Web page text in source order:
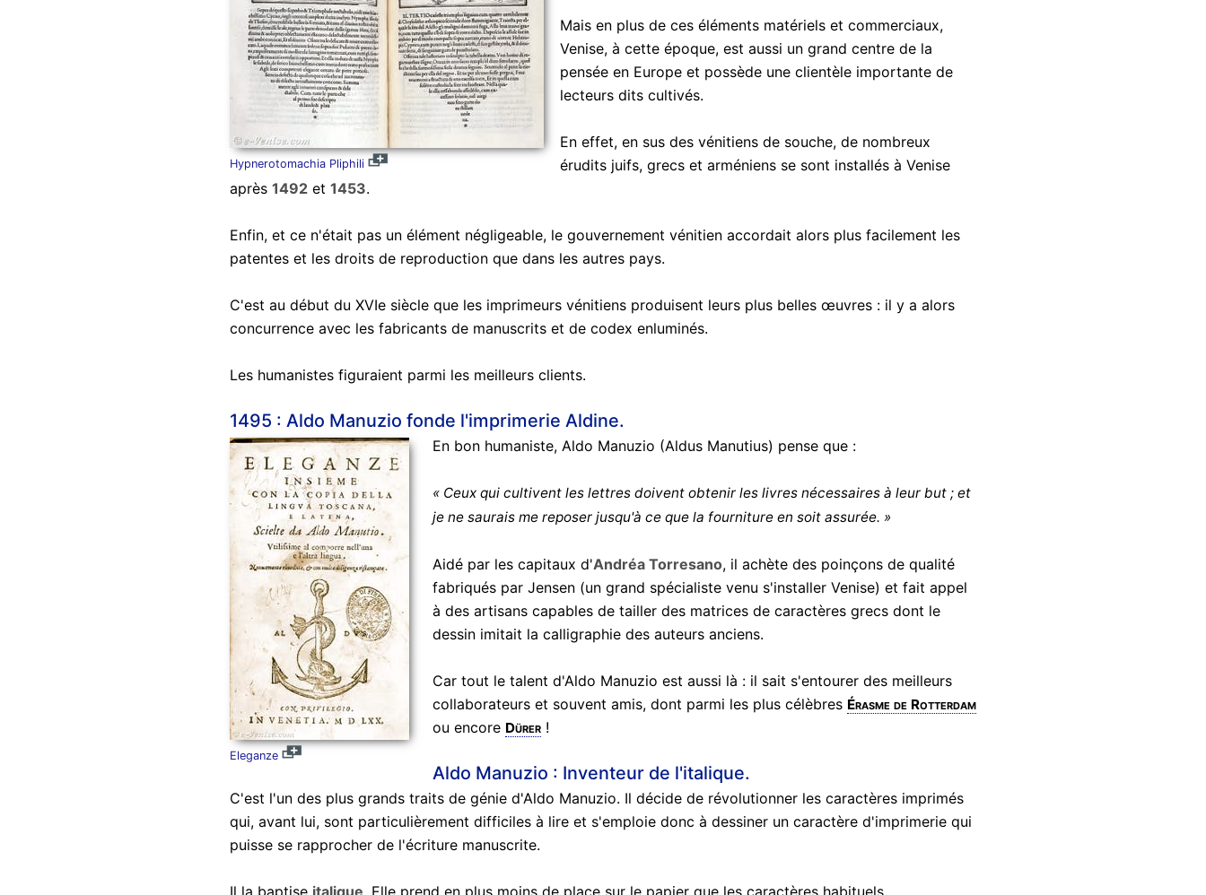
Hypnerotomachia Pliphili
Mais en plus de ces éléments matériels et commerciaux,
Venise, à cette époque, est aussi un grand centre de la
pensée en Europe et possède une clientèle importante de
lecteurs dits cultivés.
En effet, en sus des vénitiens de souche, de nombreux
érudits juifs, grecs et arméniens se sont installés à Venise
après 1492et 1453.
Enfin, et ce n'était pas un élément négligeable, le gouvernement vénitien accordait alors plus facilement les
patentes et les droits de reproduction que dans les autres pays.
C'est au début du XVIe siècle que les imprimeurs vénitiens produisent leurs plus belles œuvres : il y a alors
concurrence avec les fabricants de manuscrits et de codex enluminés.
Les humanistes figuraient parmi les meilleurs clients.
1495 : Aldo Manuzio fonde l'imprimerie Aldine.
Eleganze
En bon humaniste, Aldo Manuzio (Aldus Manutius) pense que :
« Ceux qui cultivent les lettres doivent obtenir les livres nécessaires à leur but ; et
je ne saurais me reposer jusqu'à ce que la fourniture en soit assurée. »
Aidé par les capitaux d'Andréa Torresano, il achète des poinçons de qualité
fabriqués par Jensen (un grand spécialiste venu s'installer Venise) et fait appel
à des artisans capables de tailler des matrices de caractères grecs dont le
dessin imitait la calligraphie des auteurs anciens.
Car tout le talent d'Aldo Manuzio est aussi là : il sait s'entourer des meilleurs
collaborateurs et souvent amis, dont parmi les plus célèbres Érasme de Rotterdam
ou encore Dürer!
Aldo Manuzio : Inventeur de l'italique.
C'est l'un des plus grands traits de génie d'Aldo Manuzio. Il décide de révolutionner les caractères imprimés
qui, avant lui, sont particulièrement difficiles à lire et s'emploie donc à dessiner un caractère d'imprimerie qui
puisse se rapprocher de l'écriture manuscrite.